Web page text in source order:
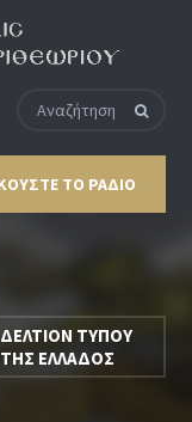
ΤΟ ΡΑΔΙΟ
ΔΕΛΤΙΟΝ ΤΥΠΟΥ
ΕΛΛΑΔΟΣ